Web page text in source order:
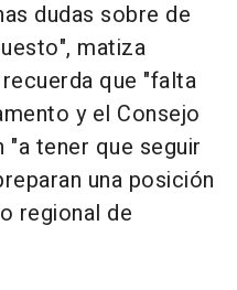
dudas sobre de
matiza
que "falta
y el Consejo
"a tener que seguir
una posición
regional de